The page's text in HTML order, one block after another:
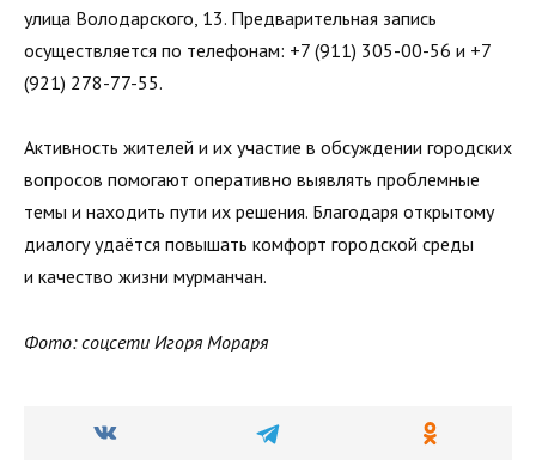
улица Володарского, 13. Предварительная запись
осуществляется по телефонам: +7 (911) 305-00-56 и +7
(921) 278-77-55.
Активность жителей и их участие в обсуждении городских
вопросов помогают оперативно выявлять проблемные
темы и находить пути их решения. Благодаря открытому
диалогу удаётся повышать комфорт городской среды
и качество жизни мурманчан.
Фото: соцсети Игоря Мораря